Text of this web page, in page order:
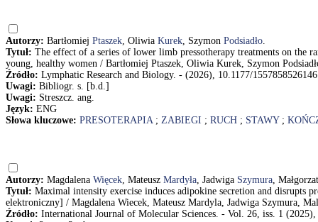
Autorzy: Bartłomiej Ptaszek, Oliwia Kurek, Szymon Podsiadło.
Tytuł: The effect of a series of lower limb pressotherapy treatments on
young, healthy women / Bartłomiej Ptaszek, Oliwia Kurek, Szymon
Źródło: Lymphatic Research and Biology. - (2026), 10.1177/
Uwagi: Bibliogr. s. [b.d.]
Uwagi: Streszcz. ang.
Język: ENG
Słowa kluczowe: PRESOTERAPIA; ZABIEGI ; RUCH ; STAWY;
Autorzy: Magdalena Więcek, Mateusz Mardyła, Jadwiga Szymura,
Tytuł: Maximal intensity exercise induces adipokine secretion and
elektroniczny] / Magdalena Wiecek, Mateusz Mardyla, Jadwiga Szymura,
Źródło: International Journal of Molecular Sciences. - Vol. 26, iss. 1